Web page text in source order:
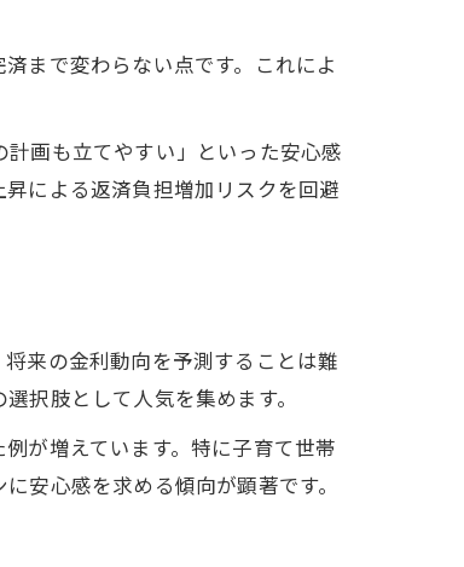
まで変わらない点です。これによ
画も立てやすい」といった安心感
による返済負担増加リスクを回避
来の金利動向を予測することは難
択肢として人気を集めます。
が増えています。特に子育て世帯
安心感を求める傾向が顕著です。